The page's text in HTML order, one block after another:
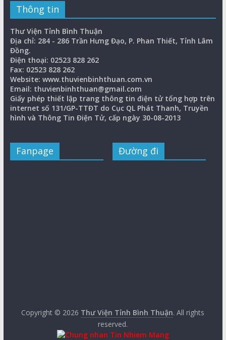
Thông tin
Thư Viện Tỉnh Bình Thuận
Địa chỉ: 284 - 286 Trần Hưng Đạo, P. Phan Thiết, Tỉnh Lâm
Đồng.
Điện thoại: 02523 828 262
Fax: 02523 828 262
Website: www.thuvienbinhthuan.com.vn
Email: thuvienbinhthuan@gmail.com
Giấy phép thiết lập trang thông tin điện tử tổng hợp trên
internet số 131/GP-TTĐT do Cục QL Phát Thanh, Truyền
hình và Thông Tin Điện Tử, cấp ngày 30-08-2013
Fanpage Đường đi
Copyright © 2026 Thư Viện Tỉnh Bình Thuận. All rights
reserved.